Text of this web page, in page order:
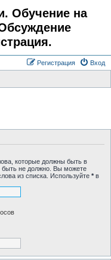
Обучение на
Вход
Регистрация
которые должны быть в
быть не должно. Вы можете
из списка. Используйте * в